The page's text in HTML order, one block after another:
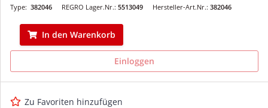
REGRO Lager.Nr.: 5513049
Type: 382046 Hersteller-Art.Nr.: 382046
In den Warenkorb
Einloggen
Zu Favoriten hinzufügen